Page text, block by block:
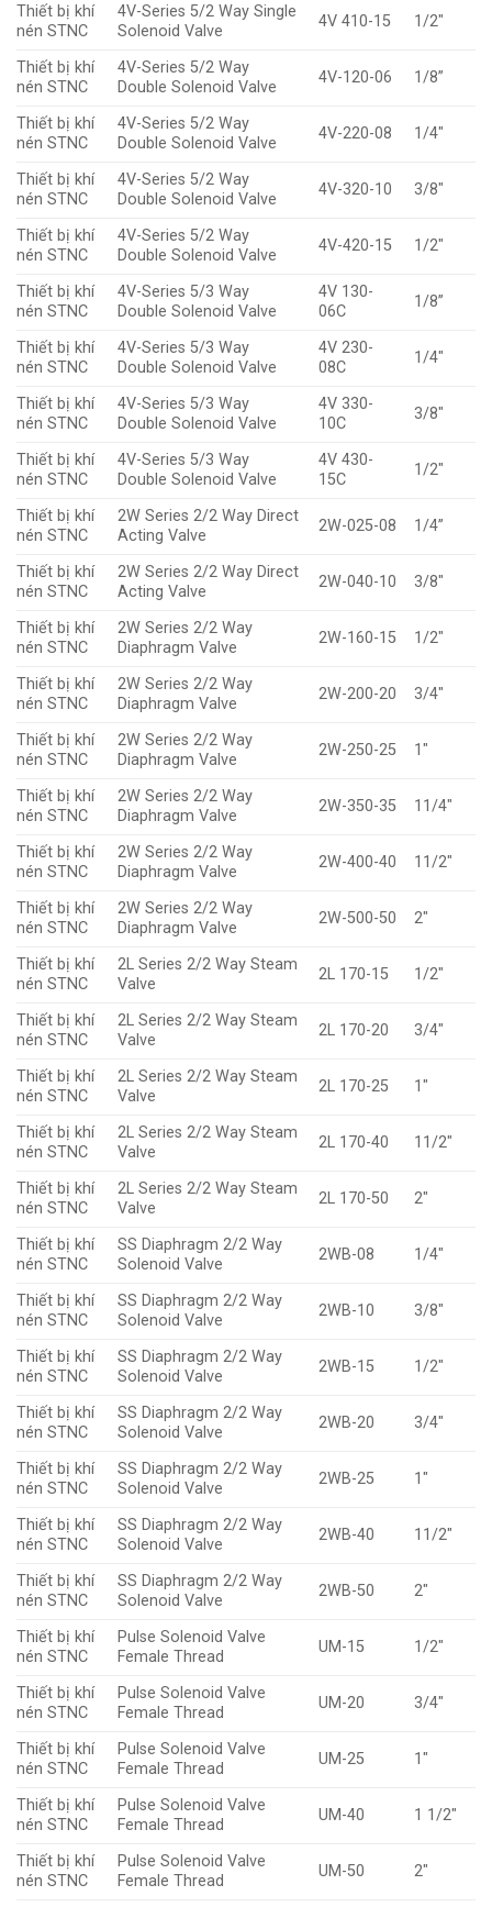
Thiết bị khí
nén STNC
4V-Series 5/2 Way Single
Solenoid Valve
4V 410-15 1/2″
Thiết bị khí
nén STNC
4V-Series 5/2 Way
Double Solenoid Valve
4V-120-06 1/8”
Thiết bị khí
nén STNC
4V-Series 5/2 Way
Double Solenoid Valve
4V-220-08 1/4″
Thiết bị khí
nén STNC
4V-Series 5/2 Way
Double Solenoid Valve
4V-320-10 3/8″
Thiết bị khí
nén STNC
4V-Series 5/2 Way
Double Solenoid Valve
4V-420-15 1/2″
Thiết bị khí
nén STNC
4V-Series 5/3 Way
Double Solenoid Valve
4V 130-
06C
1/8”
Thiết bị khí
nén STNC
4V-Series 5/3 Way
Double Solenoid Valve
4V 230-
08C
1/4″
Thiết bị khí
nén STNC
4V-Series 5/3 Way
Double Solenoid Valve
4V 330-
10C
3/8″
Thiết bị khí
nén STNC
4V-Series 5/3 Way
Double Solenoid Valve
4V 430-
15C
1/2″
Thiết bị khí
nén STNC
2W Series 2/2 Way Direct
Acting Valve
2W-025-08 1/4”
Thiết bị khí
nén STNC
2W Series 2/2 Way Direct
Acting Valve
2W-040-10 3/8″
Thiết bị khí
nén STNC
2W Series 2/2 Way
Diaphragm Valve
2W-160-15 1/2″
Thiết bị khí
nén STNC
2W Series 2/2 Way
Diaphragm Valve
2W-200-20 3/4″
Thiết bị khí
nén STNC
2W Series 2/2 Way
Diaphragm Valve
2W-250-25 1″
Thiết bị khí
nén STNC
2W Series 2/2 Way
Diaphragm Valve
2W-350-35 11/4″
Thiết bị khí
nén STNC
2W Series 2/2 Way
Diaphragm Valve
2W-400-40 11/2″
Thiết bị khí
nén STNC
2W Series 2/2 Way
Diaphragm Valve
2W-500-50 2″
Thiết bị khí
nén STNC
2L Series 2/2 Way Steam
Valve
2L 170-15 1/2″
Thiết bị khí
nén STNC
2L Series 2/2 Way Steam
Valve
2L 170-20 3/4″
Thiết bị khí
nén STNC
2L Series 2/2 Way Steam
Valve
2L 170-25 1″
Thiết bị khí
nén STNC
2L Series 2/2 Way Steam
Valve
2L 170-40 11/2″
Thiết bị khí
nén STNC
2L Series 2/2 Way Steam
Valve
2L 170-50 2″
Thiết bị khí
nén STNC
SS Diaphragm 2/2 Way
Solenoid Valve
2WB-08 1/4″
Thiết bị khí
nén STNC
SS Diaphragm 2/2 Way
Solenoid Valve
2WB-10 3/8″
Thiết bị khí
nén STNC
SS Diaphragm 2/2 Way
Solenoid Valve
2WB-15 1/2″
Thiết bị khí
nén STNC
SS Diaphragm 2/2 Way
Solenoid Valve
2WB-20 3/4″
Thiết bị khí
nén STNC
SS Diaphragm 2/2 Way
Solenoid Valve
2WB-25 1″
Thiết bị khí
nén STNC
SS Diaphragm 2/2 Way
Solenoid Valve
2WB-40 11/2″
Thiết bị khí
nén STNC
SS Diaphragm 2/2 Way
Solenoid Valve
2WB-50 2″
Thiết bị khí
nén STNC
Pulse Solenoid Valve
Female Thread
UM-15 1/2″
Thiết bị khí
nén STNC
Pulse Solenoid Valve
Female Thread
UM-20 3/4″
Thiết bị khí
nén STNC
Pulse Solenoid Valve
Female Thread
UM-25 1″
Thiết bị khí
nén STNC
Pulse Solenoid Valve
Female Thread
UM-40 1 1/2″
Thiết bị khí
nén STNC
Pulse Solenoid Valve
Female Thread
UM-50 2″